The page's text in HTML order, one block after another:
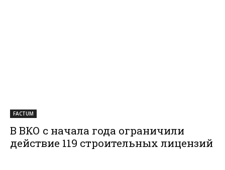
FACTUM
В ВКО с начала года ограничили
действие 119 строительных лицензий